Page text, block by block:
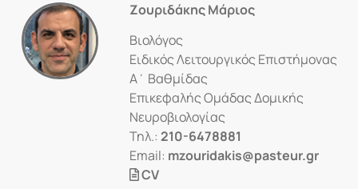
Ζουριδάκης Μάριος
Βιολόγος
Ειδικός Λειτουργικός Επιστήμονας
Α΄ Βαθμίδας
Επικεφαλής Ομάδας Δομικής
Νευροβιολογίας
Τηλ.: 210-6478881
Email: mzouridakis@pasteur.gr
CV